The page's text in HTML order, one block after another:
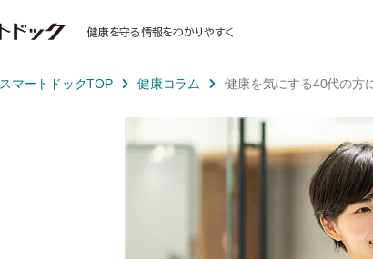
健康を守る情報をわかりやすく
スマートドックTOP
健康コラム 健康を気にする40代の方